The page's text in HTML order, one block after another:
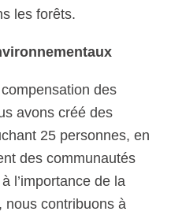
les forêts.
des
avons créé des
25 personnes, en
des communautés
l’importance de la
nous contribuons à